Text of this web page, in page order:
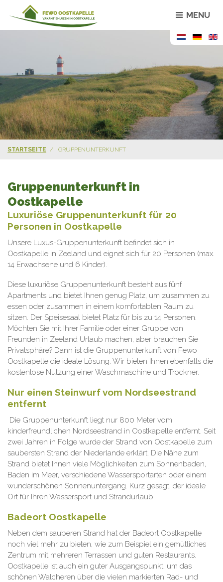
MENU
STARTSEITE GRUPPENUNTERKUNFT
Gruppenunterkunft in
Oostkapelle
Luxuriöse Gruppenunterkunft für 20
Personen in Oostkapelle
Unsere Luxus-Gruppenunterkunft befindet sich in
Oostkapelle in Zeeland und eignet sich für 20 Personen (max.
14 Erwachsene und 6 Kinder).
Diese luxuriöse Gruppenunterkunft besteht aus fünf
Apartments und bietet Ihnen genug Platz, um zusammen zu
essen oder zusammen in einem komfortablen Raum zu
sitzen. Der Speisesaal bietet Platz für bis zu 14 Personen.
Möchten Sie mit Ihrer Familie oder einer Gruppe von
Freunden in Zeeland Urlaub machen, aber brauchen Sie
Privatsphäre? Dann ist die Gruppenunterkunft von Fewo
Oostkapelle die ideale Lösung. Wir bieten Ihnen ebenfalls die
kostenlose Nutzung einer Waschmaschine und Trockner.
Nur einen Steinwurf vom Nordseestrand
entfernt
Die Gruppenunterkunft liegt nur 800 Meter vom
kinderfreundlichen Nordseestrand in Oostkapelle entfernt. Seit
zwei Jahren in Folge wurde der Strand von Oostkapelle zum
saubersten Strand der Niederlande erklärt. Die Nähe zum
Strand bietet Ihnen viele Möglichkeiten zum Sonnenbaden,
Baden im Meer, verschiedene Wassersportarten oder einem
wunderschönen Sonnenuntergang. Kurz gesagt, der ideale
Ort für Ihren Wassersport und Strandurlaub.
Badeort Oostkapelle
Neben dem sauberen Strand hat der Badeort Oostkapelle
noch viel mehr zu bieten, wie zum Beispiel ein gemütliches
Zentrum mit mehreren Terrassen und guten Restaurants.
Oostkapelle ist auch ein guter Ausgangspunkt, um das
schönen Walcheren über die vielen markierten Rad- und